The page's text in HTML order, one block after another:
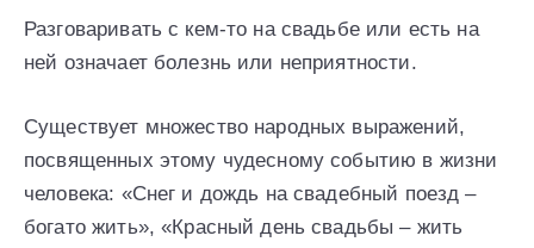
Разговаривать с кем-то на свадьбе или есть на
ней означает болезнь или неприятности.
Существует множество народных выражений,
посвященных этому чудесному событию в жизни
человека: «Снег и дождь на свадебный поезд –
богато жить», «Красный день свадьбы – жить